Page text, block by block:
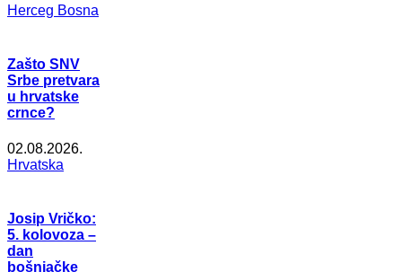
Herceg Bosna
Zašto SNV
Srbe pretvara
u hrvatske
crnce?
02.08.2026.
Hrvatska
Josip Vričko:
5. kolovoza –
dan
bošnjačke